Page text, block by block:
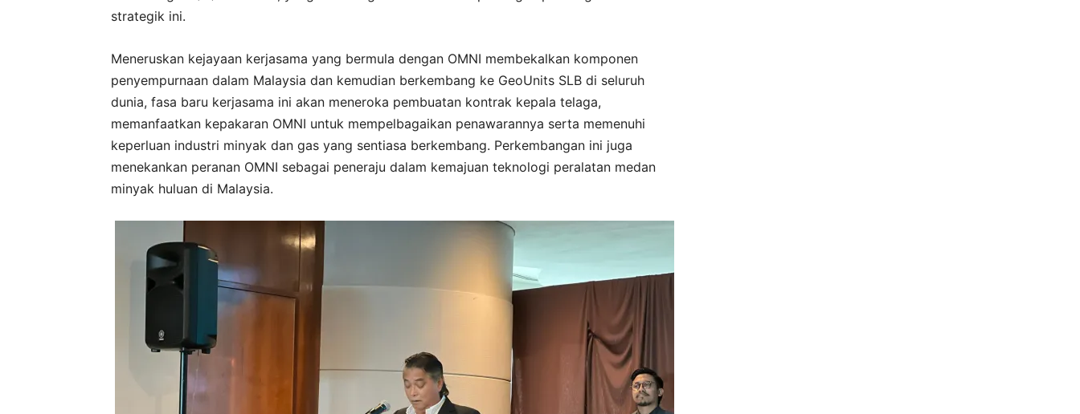
strategik ini.
Meneruskan kejayaan kerjasama yang bermula dengan OMNI membekalkan komponen
penyempurnaan dalam Malaysia dan kemudian berkembang ke GeoUnits SLB di seluruh
dunia, fasa baru kerjasama ini akan meneroka pembuatan kontrak kepala telaga,
memanfaatkan kepakaran OMNI untuk mempelbagaikan penawarannya serta memenuhi
keperluan industri minyak dan gas yang sentiasa berkembang. Perkembangan ini juga
menekankan peranan OMNI sebagai peneraju dalam kemajuan teknologi peralatan medan
minyak huluan di Malaysia.